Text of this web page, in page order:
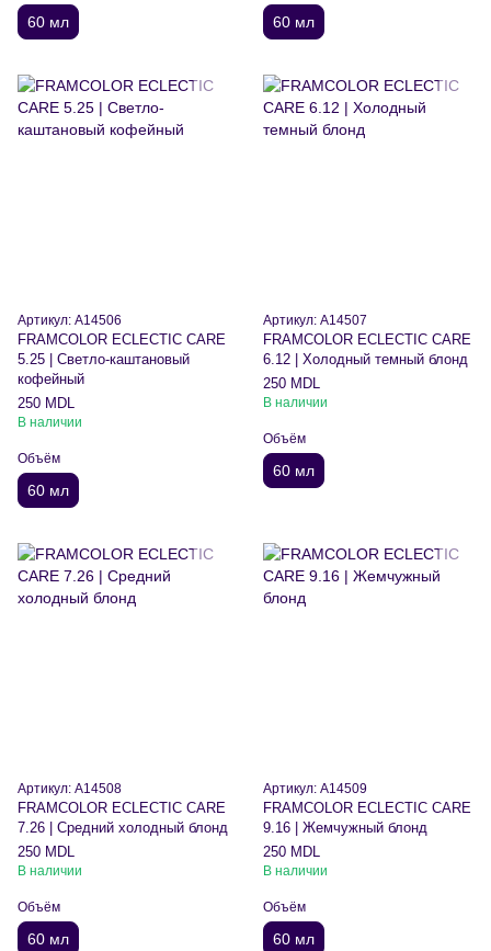
60 мл 60 мл
Артикул: A14506
FRAMCOLOR ECLECTIC CARE
5.25 | Светло-каштановый
кофейный
250 MDL
В наличии
Объём
60 мл
Артикул: A14507
FRAMCOLOR ECLECTIC CARE
6.12 | Холодный темный блонд
250 MDL
В наличии
Объём
60 мл
Артикул: A14508
FRAMCOLOR ECLECTIC CARE
7.26 | Средний холодный блонд
250 MDL
В наличии
Объём
60 мл
Артикул: A14509
FRAMCOLOR ECLECTIC CARE
9.16 | Жемчужный блонд
250 MDL
В наличии
Объём
60 мл